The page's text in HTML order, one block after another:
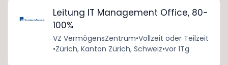
Leitung IT Management Office, 80-
100%
VZ VermögensZentrum•Vollzeit oder Teilzeit
•Zürich, Kanton Zürich, Schweiz•vor 1Tg